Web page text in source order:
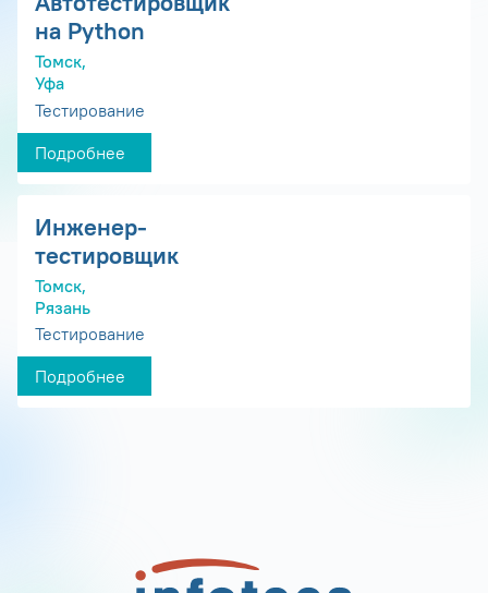
на Python
Томск,
Уфа
Тестирование
Подробнее
Инженер-
тестировщик
Томск,
Рязань
Тестирование
Подробнее